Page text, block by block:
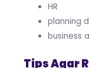
HR
planning
business
Tips Agar